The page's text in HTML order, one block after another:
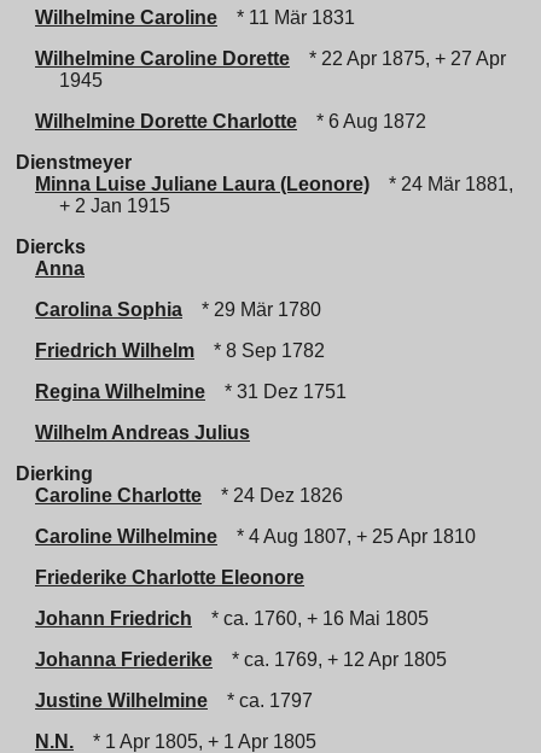
Wilhelmine Caroline
* 11 Mär 1831
Wilhelmine Caroline Dorette
* 22 Apr 1875, + 27 Apr
1945
Wilhelmine Dorette Charlotte
* 6 Aug 1872
Dienstmeyer
Minna Luise Juliane Laura (Leonore)
* 24 Mär 1881,
+ 2 Jan 1915
Diercks
Anna
Carolina Sophia
* 29 Mär 1780
Friedrich Wilhelm
* 8 Sep 1782
Regina Wilhelmine
* 31 Dez 1751
Wilhelm Andreas Julius
Dierking
Caroline Charlotte
* 24 Dez 1826
Caroline Wilhelmine
* 4 Aug 1807, + 25 Apr 1810
Friederike Charlotte Eleonore
Johann Friedrich
* ca. 1760, + 16 Mai 1805
Johanna Friederike
* ca. 1769, + 12 Apr 1805
Justine Wilhelmine
* ca. 1797
N.N.
* 1 Apr 1805, + 1 Apr 1805